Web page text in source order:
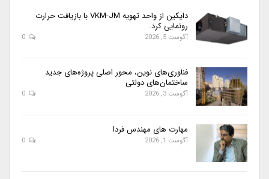
دایکین از واحد تهویه VKM-JM با بازیافت حرارت
رونمایی کرد.
آگوست 5, 2026
فناوری‌های نوین، محور اصلی پروژه‌های جدید
ساختمان‌های دولتی
آگوست 3, 2026
مهارت های مهندس فردا
آگوست 1, 2026